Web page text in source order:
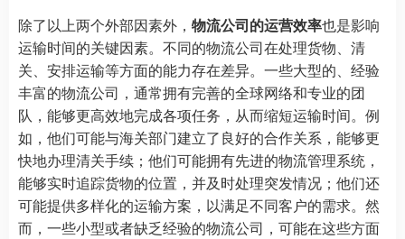
除了以上两个外部因素外， 物流公司的运营效率也是影响
运输时间的关键因素。不同的物流公司在处理货物、清
关、安排运输等方面的能力存在差异。一些大型的、经验
丰富的物流公司，通常拥有完善的全球网络和专业的团
队，能够更高效地完成各项任务，从而缩短运输时间。例
如，他们可能与海关部门建立了良好的合作关系，能够更
快地办理清关手续；他们可能拥有先进的物流管理系统，
能够实时追踪货物的位置，并及时处理突发情况；他们还
可能提供多样化的运输方案，以满足不同客户的需求。然
而，一些小型或者缺乏经验的物流公司，可能在这些方面